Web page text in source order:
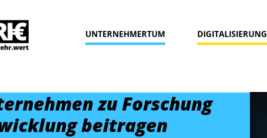
Suche
UNTERNEHMERTUM DIGITALISIERUNG
zu Forschung
beitragen